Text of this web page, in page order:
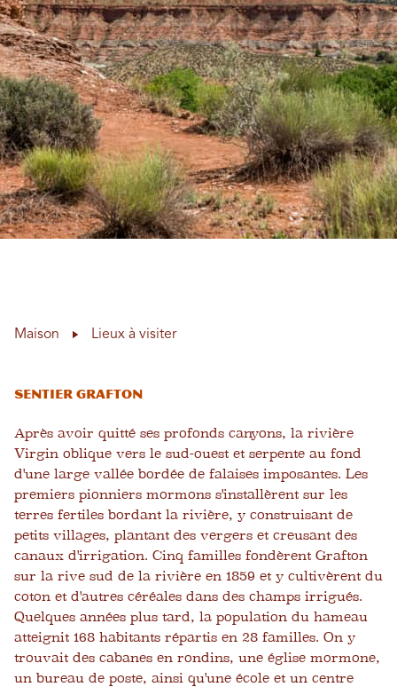
Maison Lieux à visiter
Sentier Grafton
Après avoir quitté ses profonds canyons, la rivière
Virgin oblique vers le sud-ouest et serpente au fond
d'une large vallée bordée de falaises imposantes. Les
premiers pionniers mormons s'installèrent sur les
terres fertiles bordant la rivière, y construisant de
petits villages, plantant des vergers et creusant des
canaux d'irrigation. Cinq familles fondèrent Grafton
sur la rive sud de la rivière en 1859 et y cultivèrent du
coton et d'autres céréales dans des champs irrigués.
Quelques années plus tard, la population du hameau
atteignit 168 habitants répartis en 28 familles. On y
trouvait des cabanes en rondins, une église mormone,
un bureau de poste, ainsi qu'une école et un centre